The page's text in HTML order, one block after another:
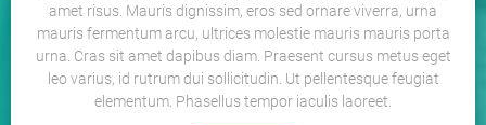
amet risus. Mauris dignissim, eros sed ornare viverra, urna
mauris fermentum arcu, ultrices molestie mauris mauris porta
urna. Cras sit amet dapibus diam. Praesent cursus metus eget
leo varius, id rutrum dui sollicitudin. Ut pellentesque feugiat
elementum. Phasellus tempor iaculis laoreet.